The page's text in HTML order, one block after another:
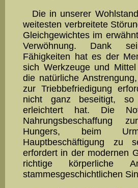
Die in unserer
weitesten verbreitete
Gleichgewichtes im
Verwöhnung. Dank
Fähigkeiten hat es der
sich Werkzeuge und
die natürliche
zur Triebbefriedigung
nicht ganz beseitigt, so
erleich­tert hat. Die
Nahrungsbeschaffung
Hungers, beim
Hauptbeschäftigung zu
erfordert in der modernen
richtige körperliche
stammesgeschichtlichen